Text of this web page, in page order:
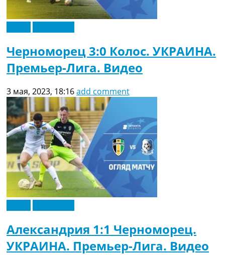
Черноморец 3:0 Колос. УКРАИНА.
Премьер-Лига. Видео
3 мая, 2023, 18:16add comment
Александрия 1:1 Черноморец.
УКРАИНА. Премьер-Лига. Видео